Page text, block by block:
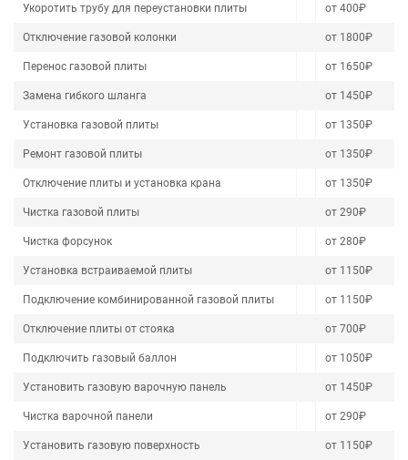
Укоротить трубу для переустановки плиты от 400₽
Отключение газовой колонки от 1800₽
Перенос газовой плиты от 1650₽
Замена гибкого шланга от 1450₽
Установка газовой плиты от 1350₽
Ремонт газовой плиты от 1350₽
Отключение плиты и установка крана от 1350₽
Чистка газовой плиты от 290₽
Чистка форсунок от 280₽
Установка встраиваемой плиты от 1150₽
Подключение комбинированной газовой плиты от 1150₽
Отключение плиты от стояка от 700₽
Подключить газовый баллон от 1050₽
Установить газовую варочную панель от 1450₽
Чистка варочной панели от 290₽
Установить газовую поверхность от 1150₽